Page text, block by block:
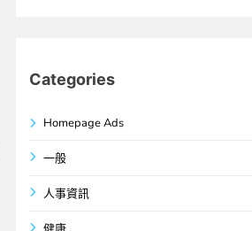
Categories
Homepage Ads
一般
人事資訊